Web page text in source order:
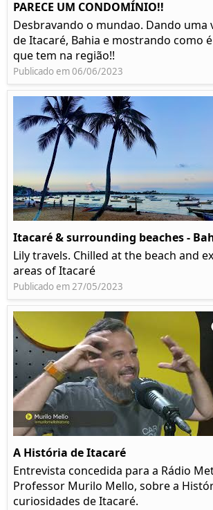
PARECE UM CONDOMÍNIO!!
Desbravando o mundao. Dando uma
de Itacaré, Bahia e mostrando como
que tem na região!!
Publicado em 06/06/2023
Itacaré & surrounding beaches -
Lily travels. Chilled at the beach and
areas of Itacaré
Publicado em 27/05/2023
A História de Itacaré
Entrevista concedida para a Rádio
Professor Murilo Mello, sobre a
curiosidades de Itacaré.